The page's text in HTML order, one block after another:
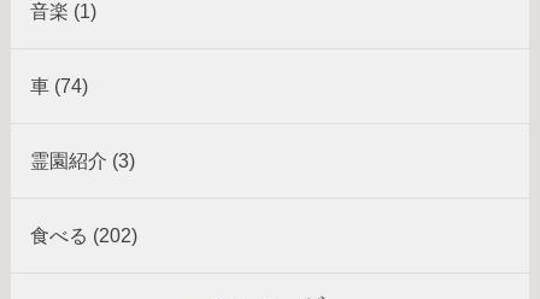
音楽 (1)
車 (74)
霊園紹介 (3)
食べる (202)